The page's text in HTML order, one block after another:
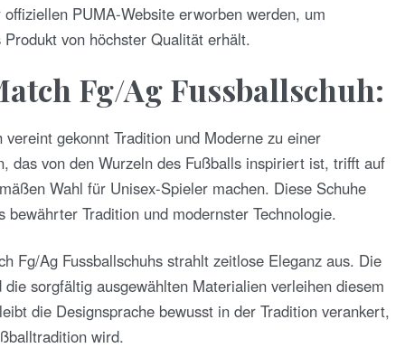
PUMA-Website erworben werden, um
von höchster Qualität erhält.
Fg/Ag Fussballschuh:
gekonnt Tradition und Moderne zu einer
das von den Wurzeln des Fußballs inspiriert ist, trifft auf
Wahl für Unisex-Spieler machen. Diese Schuhe
Tradition und modernster Technologie.
Fg/Ag Fussballschuhs strahlt zeitlose Eleganz aus. Die
sorgfältig ausgewählten Materialien verleihen diesem
die Designsprache bewusst in der Tradition verankert,
wird.